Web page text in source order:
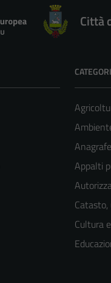
Città
Appalti
Catasto,
Cultura